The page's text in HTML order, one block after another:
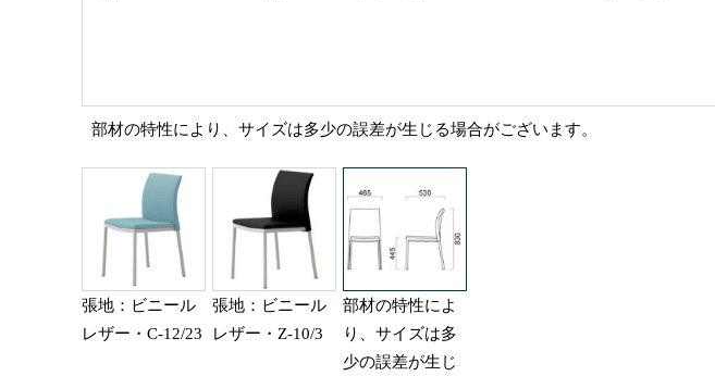
部材の特性により、サイズは多少の誤差が生じる場合がございます。
張地：ビニール
レザー・C-12/23
張地：ビニール
レザー・Z-10/3
部材の特性によ
り、サイズは多
少の誤差が生じ